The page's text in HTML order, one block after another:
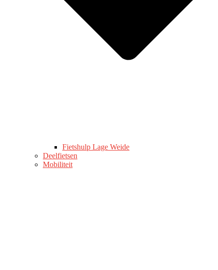
Fietshulp Lage Weide
Deelfietsen
Mobiliteit